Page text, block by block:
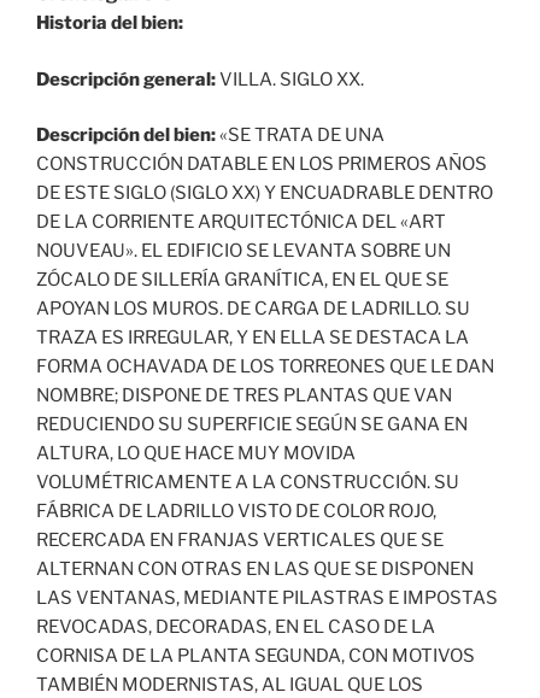
Historia del bien:
Descripción general:VILLA. SIGLO XX.
Descripción del bien:«SE TRATA DE UNA
CONSTRUCCIÓN DATABLE EN LOS PRIMEROS AÑOS
DE ESTE SIGLO (SIGLO XX) Y ENCUADRABLE DENTRO
DE LA CORRIENTE ARQUITECTÓNICA DEL «ART
NOUVEAU». EL EDIFICIO SE LEVANTA SOBRE UN
ZÓCALO DE SILLERÍA GRANÍTICA, EN EL QUE SE
APOYAN LOS MUROS. DE CARGA DE LADRILLO. SU
TRAZA ES IRREGULAR, Y EN ELLA SE DESTACA LA
FORMA OCHAVADA DE LOS TORREONES QUE LE DAN
NOMBRE; DISPONE DE TRES PLANTAS QUE VAN
REDUCIENDO SU SUPERFICIE SEGÚN SE GANA EN
ALTURA, LO QUE HACE MUY MOVIDA
VOLUMÉTRICAMENTE A LA CONSTRUCCIÓN. SU
FÁBRICA DE LADRILLO VISTO DE COLOR ROJO,
RECERCADA EN FRANJAS VERTICALES QUE SE
ALTERNAN CON OTRAS EN LAS QUE SE DISPONEN
LAS VENTANAS, MEDIANTE PILASTRAS E IMPOSTAS
REVOCADAS, DECORADAS, EN EL CASO DE LA
CORNISA DE LA PLANTA SEGUNDA, CON MOTIVOS
TAMBIÉN MODERNISTAS, AL IGUAL QUE LOS